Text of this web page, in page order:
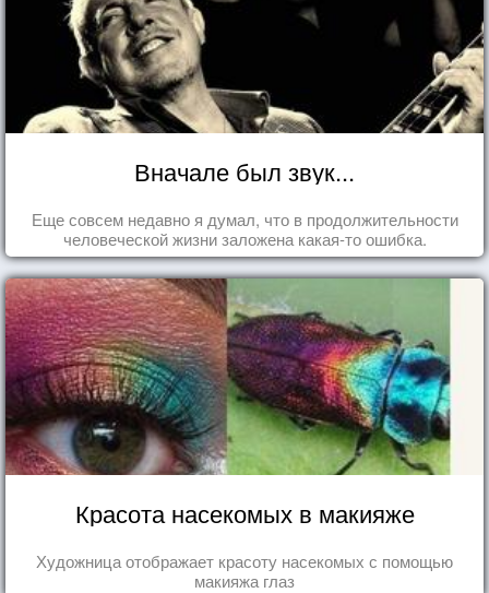
Вначале был звук...
Еще совсем недавно я думал, что в продолжительности
человеческой жизни заложена какая-то ошибка.
Красота насекомых в макияже
Художница отображает красоту насекомых с помощью
макияжа глаз